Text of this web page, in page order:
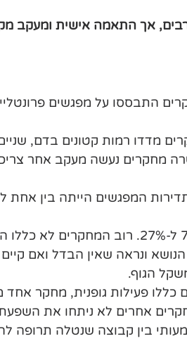
אך התאמה אישית ומעקב
התבססו על מפגשים
מדדו רמות קטונים בדם,
מחקרים נעשה מעקב אחר
המפגשים הייתה בין אחת
ונראה שאין הבדל ואם
הגוף.
פעילות גופנית, מחקר אחד
אחרים לא ניתחו את
בין קבוצה שנטלה תרופה